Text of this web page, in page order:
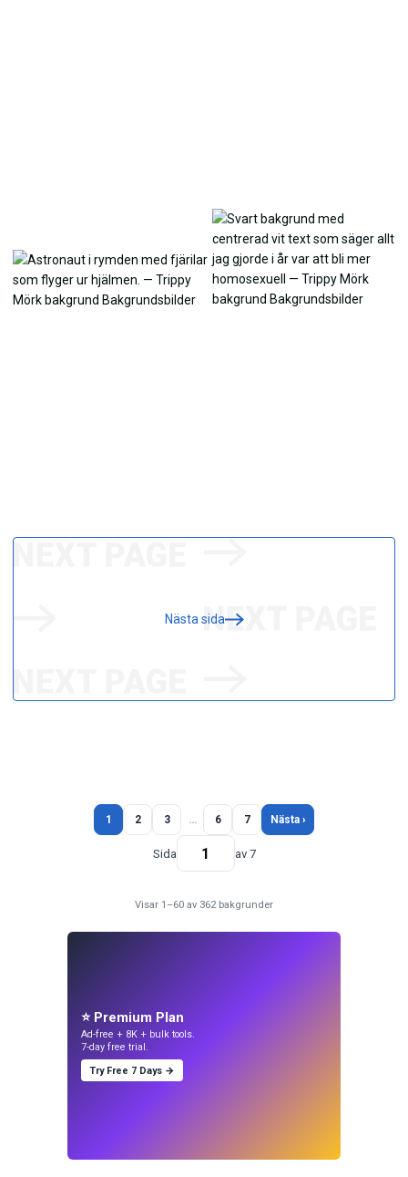
Nästa sida
1 2 3 … 6 7 Nästa ›
Sida av 7
Visar 1–60 av 362 bakgrunder
⭐ Premium Plan
Ad-free + 8K + bulk tools.
7-day free trial.
Try Free 7 Days →